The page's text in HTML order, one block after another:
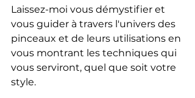
Laissez-moi vous démystifier et
vous guider à travers l'univers des
pinceaux et de leurs utilisations en
vous montrant les techniques qui
vous serviront, quel que soit votre
style.